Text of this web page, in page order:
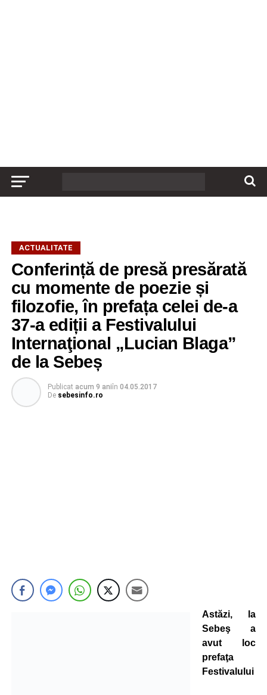
ACTUALITATE
Conferință de presă presărată
cu momente de poezie și
filozofie, în prefața celei de-a
37-a ediții a Festivalului
Internaţional „Lucian Blaga”
de la Sebeș
Publicat acum 9 aniîn 04.05.2017
De sebesinfo.ro
Astăzi, la
Sebeş a
avut loc
prefaţa
Festivalului